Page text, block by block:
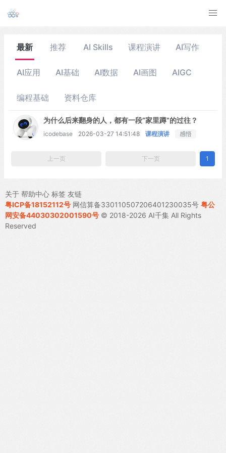
最新 推荐 AI Skills 课程演讲 AI写作
AI应用 AI基础 AI数据 AI画图 AIGC
编程基础 资料仓库
为什么后来翻身的人，都有一段“家里蹲”的过往？
icodebase 2026-03-27 14:51:48 课程演讲 感悟
上一页 下一页 1
关于 帮助中心 标签 友链
粤ICP备18152112号 网信算备330110507206401230035号 粤公
网安备44030302001590号 © 2018-2026 AI千集 All Rights
Reserved